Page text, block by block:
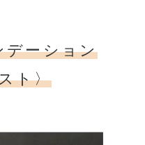
デーション
ト〉